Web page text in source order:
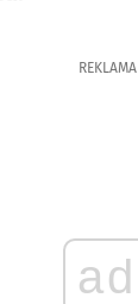
REKLAMA
ad